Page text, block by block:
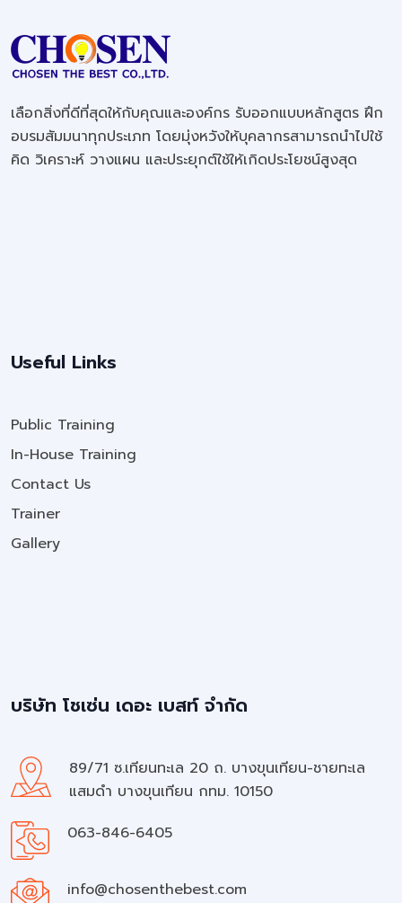
เลือกสิ่งที่ดีที่สุดให้กับคุณและองค์กร รับออกแบบหลักสูตร ฝึก
อบรมสัมมนาทุกประเภท โดยมุ่งหวังให้บุคลากรสามารถนำไปใช้
คิด วิเคราะห์ วางแผน และประยุกต์ใช้ให้เกิดประโยชน์สูงสุด
Useful Links
Public Training
In-House Training
Contact Us
Trainer
Gallery
บริษัท โชเซ่น เดอะ เบสท์ จำกัด
89/71 ซ.เทียนทะเล 20 ถ. บางขุนเทียน-ชายทะเล
แสมดำ บางขุนเทียน กทม. 10150
063-846-6405
info@chosenthebest.com